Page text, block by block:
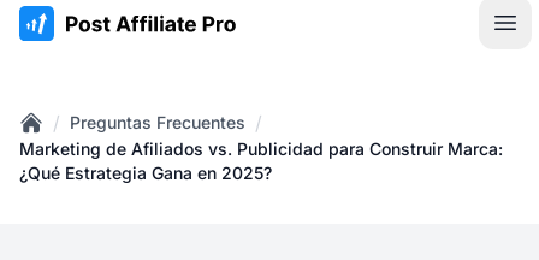
:site.title
Home
/ Preguntas Frecuentes /
Marketing de Afiliados vs. Publicidad para Construir Marca:
¿Qué Estrategia Gana en 2025?